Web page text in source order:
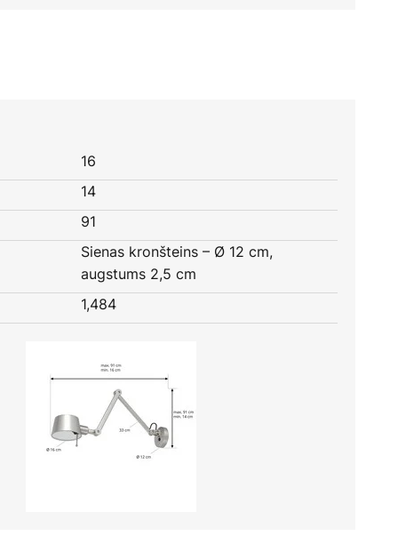
16
14
91
Sienas kronšteins – Ø 12 cm,
augstums 2,5 cm
1,484